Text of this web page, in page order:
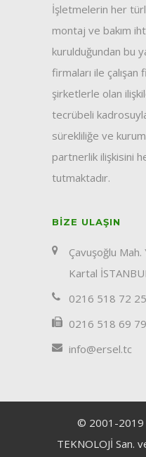
İşletmelerin her
montaj ve bakım
kurulduğundan bu
firmaları ile çalışan
şirketlerle olan
tecrübeli
sürekliliğe ve
partnerlik ilişkisini
tutmaktadır.
BIZE ULAŞIN
Çavuşoğlu Mah.
Kartal İSTANBUL
0216 518 72 25
0216 518 69 79
info@ersel.tc
© 2001-2019
TEKNOLOJİ San.